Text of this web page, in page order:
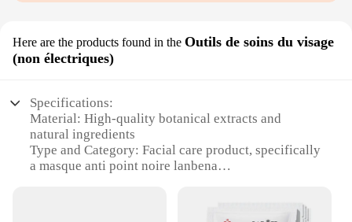
Here are the products found in the Outils de soins du visage
(non électriques)
Specifications:
Material: High-quality botanical extracts and
natural ingredients
Type and Category: Facial care product, specifically
a masque anti point noire lanbena